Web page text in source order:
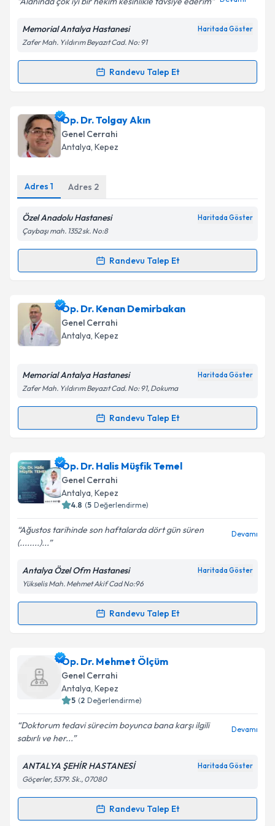
Kişisel verilerimin işlenmesine ilişkinAydınlatma
'ni okudum ve kişisel verilerimin belirtilen
kapsamda işlenmesini kabul ediyorum.
Takvim Talebini Gönder
Memorial Antalya Hastanesi Haritada Göster
Zafer Mah. Yıldırım Beyazıt Cad. No: 91
Randevu Talep Et
Randevu Takvimi Talebi
Prof. Dr. Alihan Gürkaniçin randevu takvimi talebi
oluşturun. Size bu uzmandan randevu almanız için bir
takvim hazırlandığında e-posta ile bilgilendireceğiz.
Kişisel verilerimin işlenmesine ilişkin
kapsamda işlenmesini kabul ediyorum.
Op. Dr. Tolgay Akın
Genel Cerrahi
Antalya, Kepez
Adres 1 Adres 2
Özel Anadolu Hastanesi Haritada Göster
Çaybaşı mah. 1352 sk. No:8
Randevu Talep Et
Randevu Takvimi Talebi
Op. Dr. Tolgay Akıniçin randevu takvimi talebi
oluşturun. Size bu uzmandan randevu almanız için bir
takvim hazırlandığında e-posta ile bilgilendireceğiz.
Kişisel verilerimin işlenmesine ilişkin
Metni'ni okudum ve kişisel verilerimin belirtilen
Takvim Talebini Gönder
Op. Dr. Kenan Demirbakan
Genel Cerrahi
Antalya, Kepez
Memorial Antalya Hastanesi Haritada Göster
Zafer Mah. Yıldırım Beyazıt Cad. No: 91, Dokuma
Randevu Talep Et
Randevu Takvimi Talebi
Op. Dr. Kenan Demirbakaniçin randevu takvimi
talebi oluşturun. Size bu uzmandan randevu almanız
için bir takvim hazırlandığında e-posta ile
bilgilendireceğiz.
E-posta Adresiniz
Kişisel verilerimin işlenmesine ilişkin
Metni'ni okudum ve kişisel verilerimin belirtilen
kapsamda işlenmesini kabul ediyorum.
Op. Dr. Halis Müşfik Temel
Genel Cerrahi
Antalya, Kepez
4.8 (5 Değerlendirme)
Ağustos tarihinde son haftalarda dört gün süren
(........)...
Devamı
Antalya Özel Ofm Hastanesi Haritada Göster
Yükselis Mah. Mehmet Akif Cad No:96
Randevu Talep Et
Randevu Takvimi Talebi
Op. Dr. Halis Müşfik Temeliçin randevu takvimi
talebi oluşturun. Size bu uzmandan randevu almanız
için bir takvim hazırlandığında e-posta ile
bilgilendireceğiz.
E-posta Adresiniz
Kişisel verilerimin işlenmesine ilişkin
Metni'ni okudum ve kişisel verilerimin belirtilen
kapsamda işlenmesini kabul ediyorum.
Op. Dr. Mehmet Ölçüm
Genel Cerrahi
Antalya, Kepez
5 (2 Değerlendirme)
Doktorum tedavi sürecim boyunca bana karşı ilgili
sabırlı ve her...
Devamı
ANTALYA ŞEHİR HASTANESİ Haritada Göster
Göçerler, 5379. Sk., 07080
Randevu Talep Et
Randevu Takvimi Talebi